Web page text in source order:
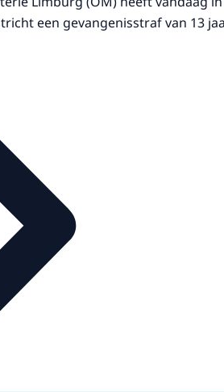
een gevangenisstraf van 13